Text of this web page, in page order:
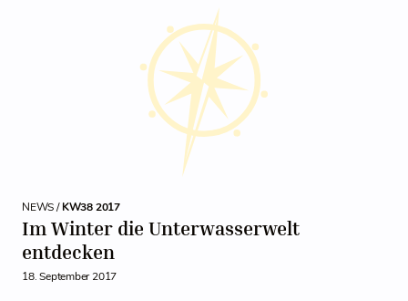
NEWS /KW38 2017
Im Winter die Unterwasserwelt
entdecken
18. September 2017